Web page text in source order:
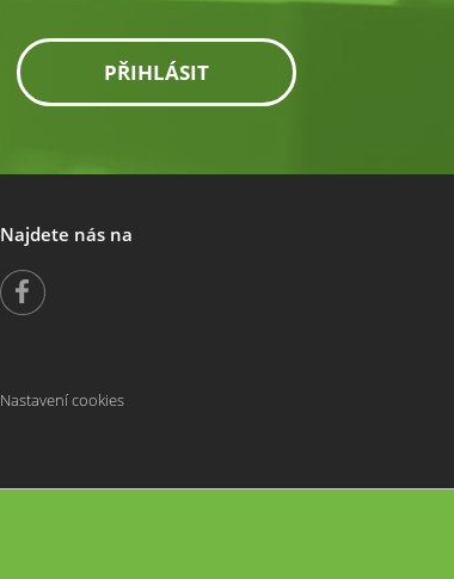
PŘIHLÁSIT
Najdete nás na
Nastavení cookies